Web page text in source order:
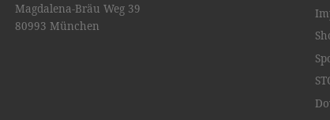
Magdalena-Bräu Weg 39
80993 München